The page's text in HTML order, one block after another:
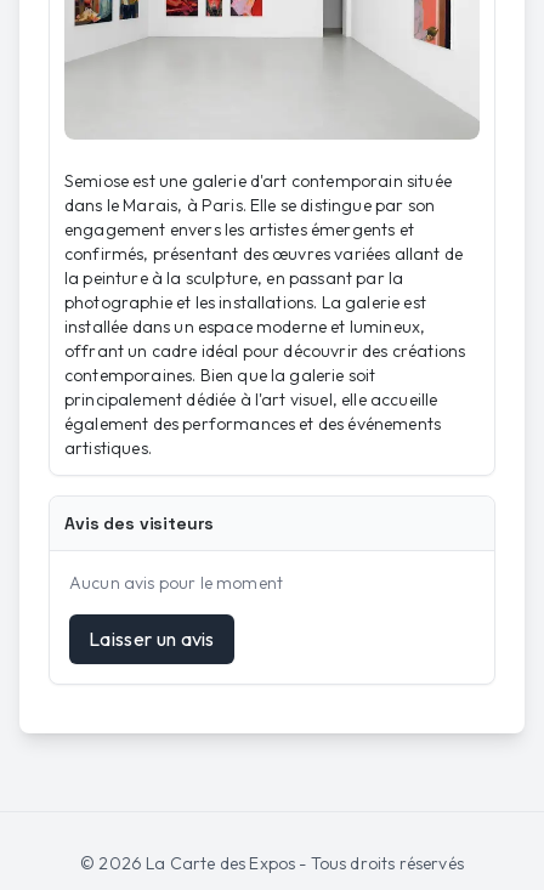
Semiose est une galerie d'art contemporain située
dans le Marais, à Paris. Elle se distingue par son
engagement envers les artistes émergents et
confirmés, présentant des œuvres variées allant de
la peinture à la sculpture, en passant par la
photographie et les installations. La galerie est
installée dans un espace moderne et lumineux,
offrant un cadre idéal pour découvrir des créations
contemporaines. Bien que la galerie soit
principalement dédiée à l'art visuel, elle accueille
également des performances et des événements
artistiques.
Avis des visiteurs
Aucun avis pour le moment
Laisser un avis
©2026 La Carte des Expos - Tous droits réservés